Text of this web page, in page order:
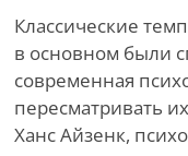
Классические
в основном были
современная
пересматривать
Ханс Айзенк,